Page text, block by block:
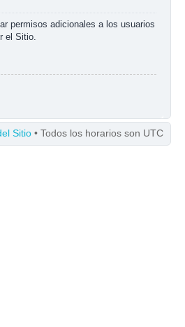
permisos adicionales a los usuarios
el Sitio.
Sitio • Todos los horarios son UTC